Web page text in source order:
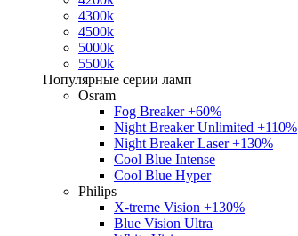
4300k
4500k
5000k
5500k
Популярные серии ламп
Osram
Fog Breaker +60%
Night Breaker Unlimited +110%
Night Breaker Laser +130%
Cool Blue Intense
Cool Blue Hyper
Philips
X-treme Vision +130%
Blue Vision Ultra